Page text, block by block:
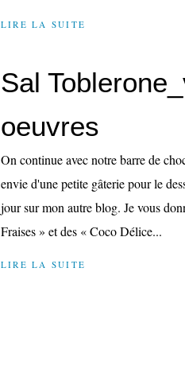
LIRE LA SUITE
Sal
oeuvres
On continue avec notre barre de
envie d'une petite gâterie pour le
jour sur mon autre blog. Je vous
Fraises » et des « Coco Délice...
LIRE LA SUITE